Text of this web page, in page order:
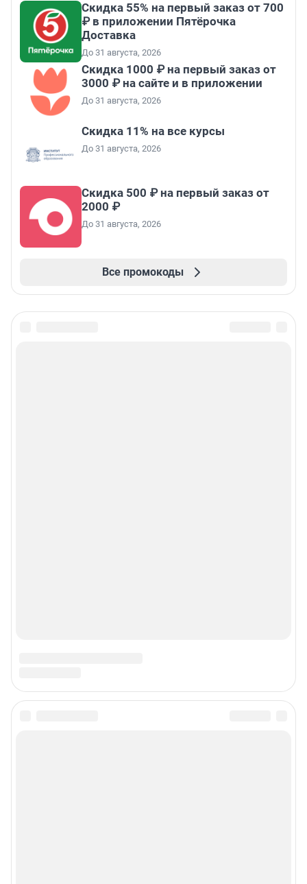
Скидка 55% на первый заказ от 700
₽ в приложении Пятёрочка
Доставка
До 31 августа, 2026
Скидка 1000 ₽ на первый заказ от
3000 ₽ на сайте и в приложении
До 31 августа, 2026
Скидка 11% на все курсы
До 31 августа, 2026
Скидка 500 ₽ на первый заказ от
2000 ₽
До 31 августа, 2026
Все промокоды